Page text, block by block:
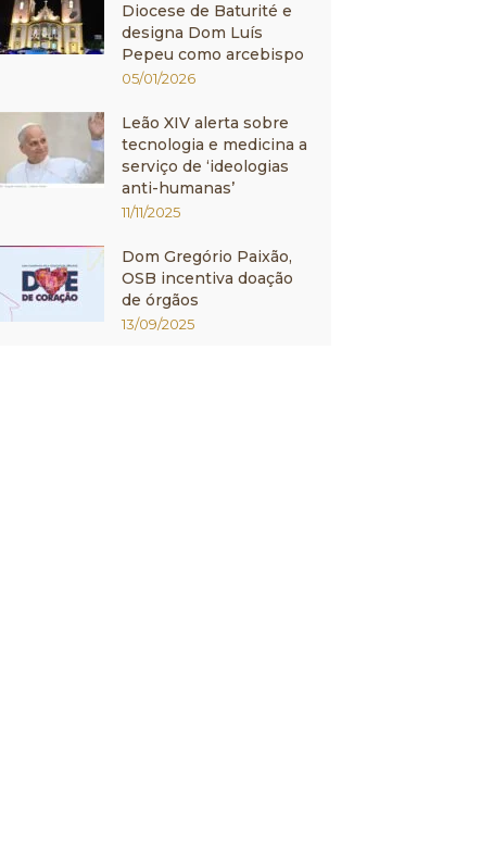
Diocese de Baturité e
designa Dom Luís
Pepeu como arcebispo
05/01/2026
Leão XIV alerta sobre
tecnologia e medicina a
serviço de ‘ideologias
anti-humanas’
11/11/2025
Dom Gregório Paixão,
OSB incentiva doação
de órgãos
13/09/2025